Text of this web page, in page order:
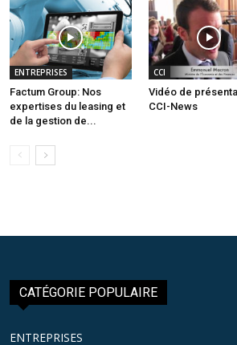
ENTREPRISES
Factum Group: Nos
expertises du leasing et
de la gestion de...
CCI
Vidéo de
CCI-News
CATÉGORIE POPULAIRE
ENTREPRISES